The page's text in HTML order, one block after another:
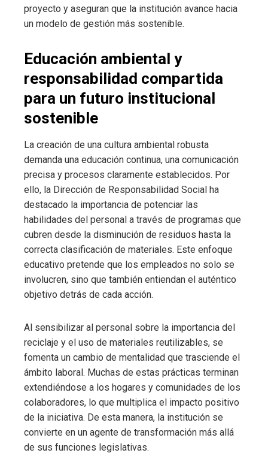
proyecto y aseguran que la institución avance hacia
un modelo de gestión más sostenible.
Educación ambiental y
responsabilidad compartida
para un futuro institucional
sostenible
La creación de una cultura ambiental robusta
demanda una educación continua, una comunicación
precisa y procesos claramente establecidos. Por
ello, la Dirección de Responsabilidad Social ha
destacado la importancia de potenciar las
habilidades del personal a través de programas que
cubren desde la disminución de residuos hasta la
correcta clasificación de materiales. Este enfoque
educativo pretende que los empleados no solo se
involucren, sino que también entiendan el auténtico
objetivo detrás de cada acción.
Al sensibilizar al personal sobre la importancia del
reciclaje y el uso de materiales reutilizables, se
fomenta un cambio de mentalidad que trasciende el
ámbito laboral. Muchas de estas prácticas terminan
extendiéndose a los hogares y comunidades de los
colaboradores, lo que multiplica el impacto positivo
de la iniciativa. De esta manera, la institución se
convierte en un agente de transformación más allá
de sus funciones legislativas.